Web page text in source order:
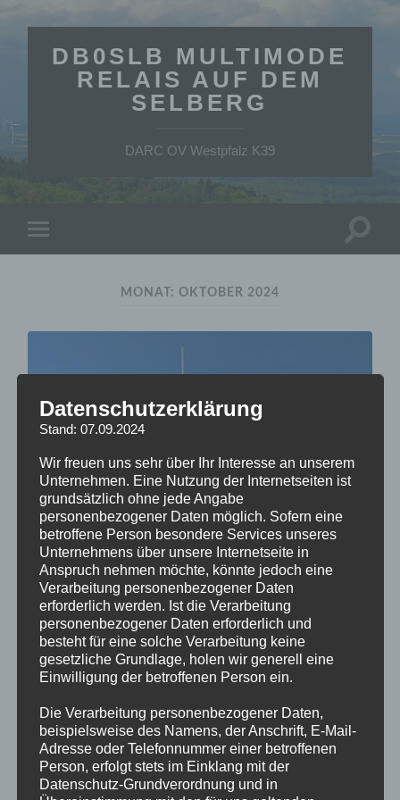
DB0SLB MULTIMODE
RELAIS AUF DEM
SELBERG
DARC OV Westpfalz K39
Menü
MONAT: OKTOBER 2024
Datenschutzerklärung
Stand: 07.09.2024
Wir freuen uns sehr über Ihr Interesse an unserem
Unternehmen. Eine Nutzung der Internetseiten ist
grundsätzlich ohne jede Angabe
personenbezogener Daten möglich. Sofern eine
betroffene Person besondere Services unseres
Unternehmens über unsere Internetseite in
Anspruch nehmen möchte, könnte jedoch eine
Verarbeitung personenbezogener Daten
erforderlich werden. Ist die Verarbeitung
personenbezogener Daten erforderlich und
besteht für eine solche Verarbeitung keine
gesetzliche Grundlage, holen wir generell eine
Einwilligung der betroffenen Person ein.
Die Verarbeitung personenbezogener Daten,
beispielsweise des Namens, der Anschrift, E-Mail-
Adresse oder Telefonnummer einer betroffenen
Person, erfolgt stets im Einklang mit der
Datenschutz-Grundverordnung und in